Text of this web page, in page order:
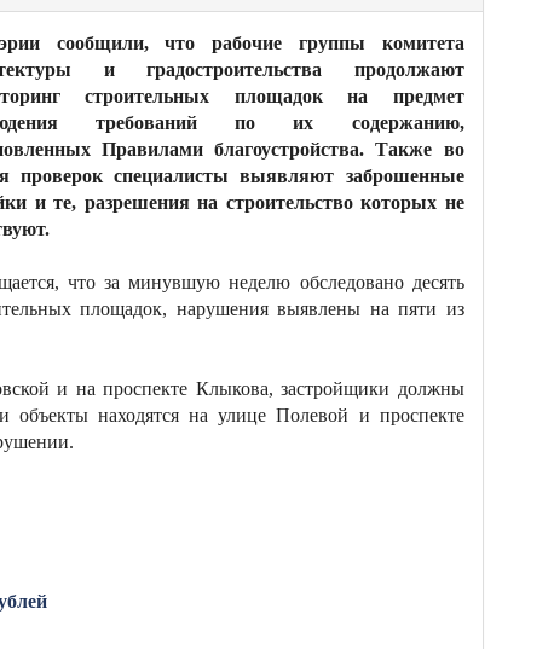
сообщили, что рабочие группы комитета
и градостроительства продолжают
строительных площадок на предмет
требований по их содержанию,
Правилами благоустройства. Также во
проверок специалисты выявляют заброшенные
и те, разрешения на строительство которых не
что за минувшую неделю обследовано десять
площадок, нарушения выявлены на пяти из
и на проспекте Клыкова, застройщики должны
объекты находятся на улице Полевой и проспекте